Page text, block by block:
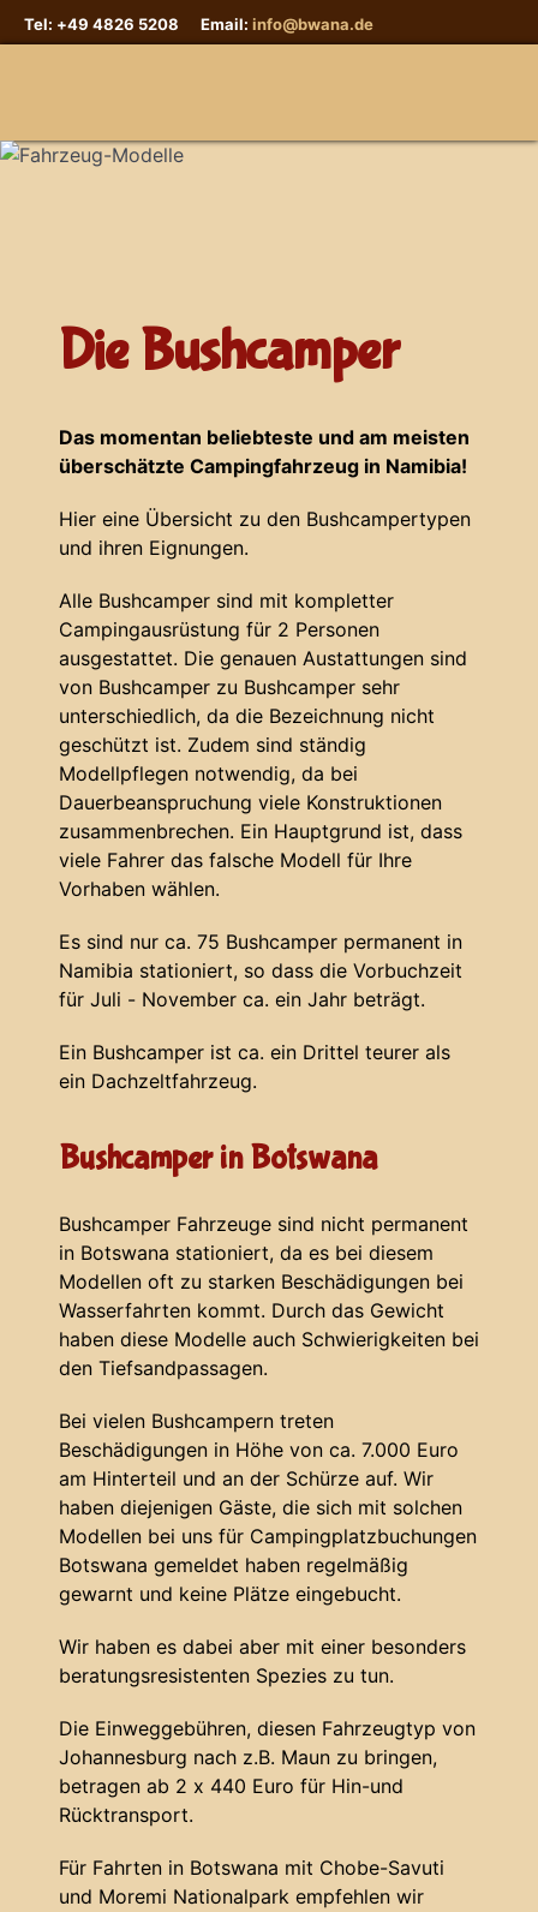
Tel: +49 4826 5208 Email: info@bwana.de
Sprache auswählen
Die Bushcamper
Das momentan beliebteste und am meisten
überschätzte Campingfahrzeug in Namibia!
Hier eine Übersicht zu den Bushcampertypen
und ihren Eignungen.
Alle Bushcamper sind mit kompletter
Campingausrüstung für 2 Personen
ausgestattet. Die genauen Austattungen sind
von Bushcamper zu Bushcamper sehr
unterschiedlich, da die Bezeichnung nicht
geschützt ist. Zudem sind ständig
Modellpflegen notwendig, da bei
Dauerbeanspruchung viele Konstruktionen
zusammenbrechen. Ein Hauptgrund ist, dass
viele Fahrer das falsche Modell für Ihre
Vorhaben wählen.
Es sind nur ca. 75 Bushcamper permanent in
Namibia stationiert, so dass die Vorbuchzeit
für Juli - November ca. ein Jahr beträgt.
Ein Bushcamper ist ca. ein Drittel teurer als
ein Dachzeltfahrzeug.
Bushcamper in Botswana
Bushcamper Fahrzeuge sind nicht permanent
in Botswana stationiert, da es bei diesem
Modellen oft zu starken Beschädigungen bei
Wasserfahrten kommt. Durch das Gewicht
haben diese Modelle auch Schwierigkeiten bei
den Tiefsandpassagen.
Bei vielen Bushcampern treten
Beschädigungen in Höhe von ca. 7.000 Euro
am Hinterteil und an der Schürze auf. Wir
haben diejenigen Gäste, die sich mit solchen
Modellen bei uns für Campingplatzbuchungen
Botswana gemeldet haben regelmäßig
gewarnt und keine Plätze eingebucht.
Wir haben es dabei aber mit einer besonders
beratungsresistenten Spezies zu tun.
Die Einweggebühren, diesen Fahrzeugtyp von
Johannesburg nach z.B. Maun zu bringen,
betragen ab 2 x 440 Euro für Hin-und
Rücktransport.
Für Fahrten in Botswana mit Chobe-Savuti
und Moremi Nationalpark empfehlen wir